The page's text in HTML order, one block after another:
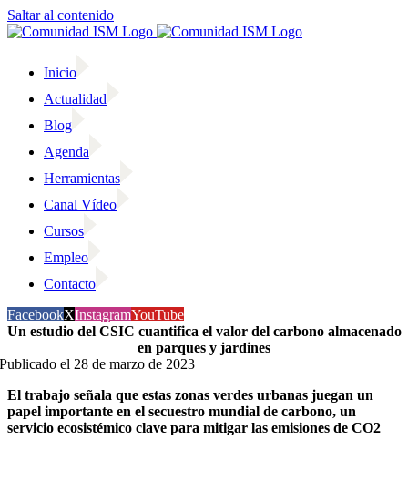
Saltar al contenido
Inicio
Actualidad
Blog
Agenda
Herramientas
Canal Vídeo
Cursos
Empleo
Contacto
FacebookXInstagramYouTube
Un estudio del CSIC cuantifica el valor del carbono almacenado
en parques y jardines
Publicado el 28 de marzo de 2023
El trabajo señala que estas zonas verdes urbanas juegan un
papel importante en el secuestro mundial de carbono, un
servicio ecosistémico clave para mitigar las emisiones de CO2